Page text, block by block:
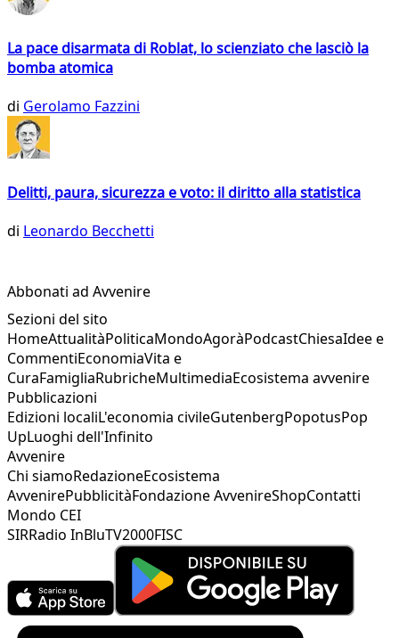
La pace disarmata di Roblat, lo scienziato che lasciò la
bomba atomica
di Gerolamo Fazzini
Delitti, paura, sicurezza e voto: il diritto alla statistica
di Leonardo Becchetti
Abbonati ad Avvenire
Sezioni del sito
HomeAttualitàPoliticaMondoAgoràPodcastChiesaIdee e
CommentiEconomiaVita e
CuraFamigliaRubricheMultimediaEcosistema avvenire
Pubblicazioni
Edizioni localiL'economia civileGutenbergPopotusPop
UpLuoghi dell'Infinito
Avvenire
Chi siamoRedazioneEcosistema
AvvenirePubblicitàFondazione AvvenireShopContatti
Mondo CEI
SIRRadio InBluTV2000FISC